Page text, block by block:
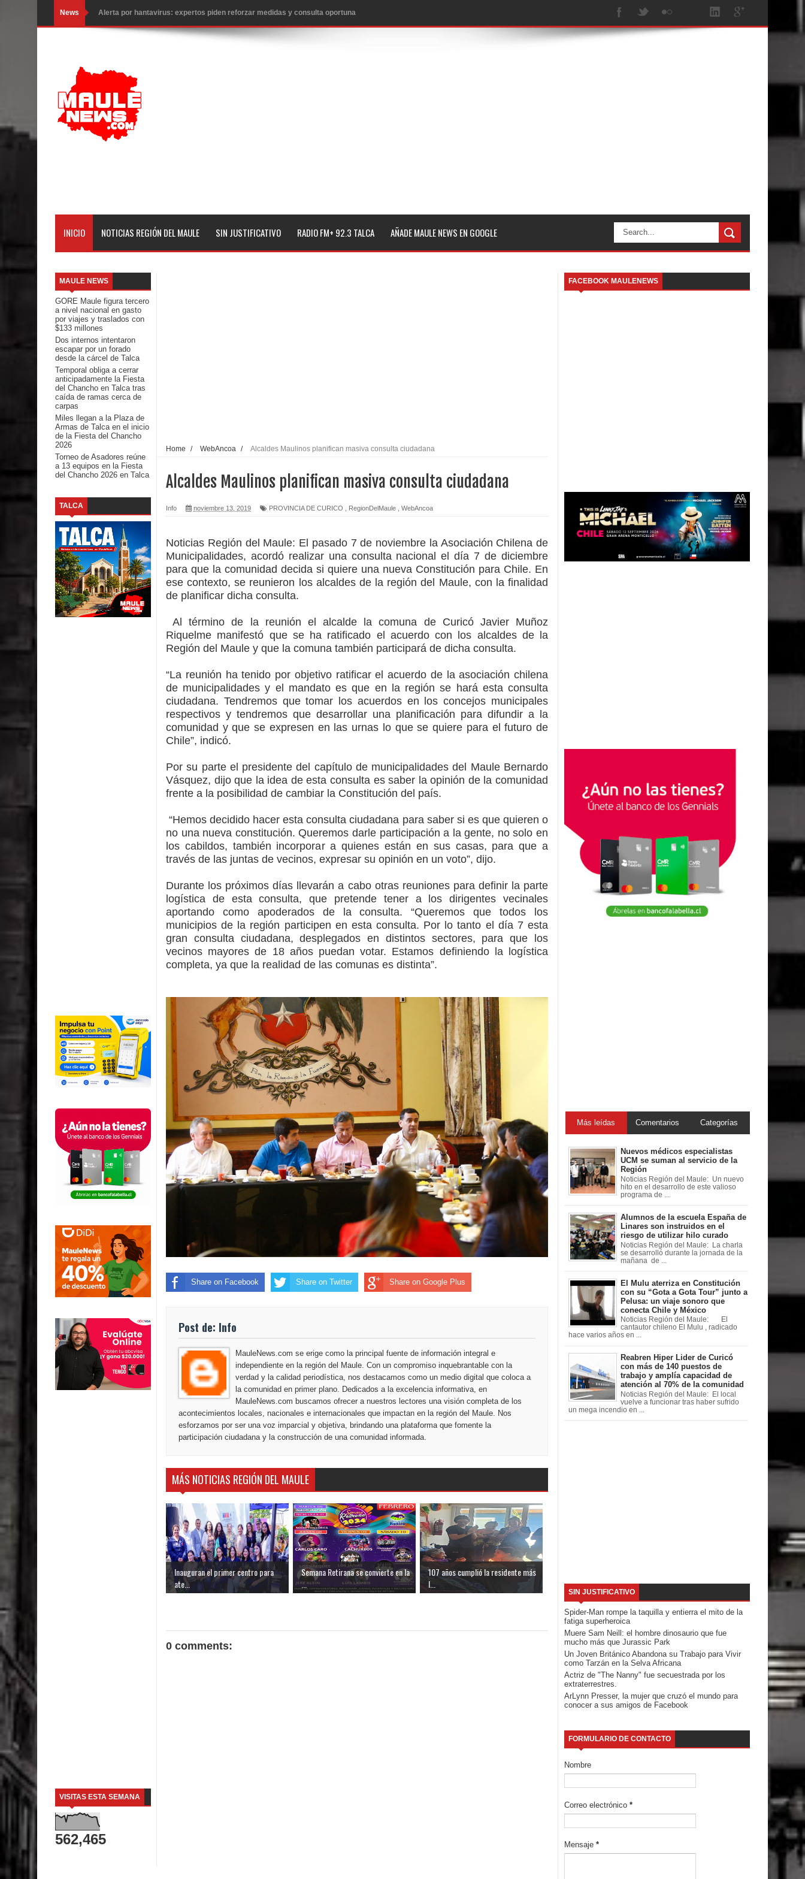
News Alerta por hantavirus: expertos piden reforzar medidas y consulta oportuna
Matrimonios Linarenses Celebraron Bodas de Oro
virus respiratorios
Empedrado desarrolló con éxito el desafío guerreros 2026
Banda linarense Los Remembers regresa de Brasil tras impulsar un intercambio musical y pedagógico con
Mario Meza endurece críticas contra ministra de Salud por dejar fuera a Linares: “No dará la cara”
Seremi de Desarrollo Social y Familia mantiene despliegue para apoyar a niños y adolescentes durante la
Del anime al K-pop: especialistas U. de Chile analizan el creciente interés por las culturas japonesa y coreana
Renuncia del seremi Minvu en el Maule golpea al Gobierno en medio de denuncias por viviendas sociales en
Talca
Diputado Jorge Guzmán rechaza proyecto de interconexión eléctrica en la alta cordillera del Maule por su
impacto ambiental
INDAP entregó $189 millones en incentivos a usuarios de PRODESAL de la provincia de Linares
Municipalidad de Curicó apuesta a la innovación en tecnología educativa con nuevas pantallas interactivas del
Colegio El Boldo
Seremi de Desarrollo Social y Familia lanzó en el Maule el Fondo Concursable de Promoción de Entornos
Saludables 2026
Ballet: La magia de La Cenicienta llegará al Teatro Regional del Maule en una función especial para celebrar el
Día de la Niñez
GORE Maule figura tercero a nivel nacional en gasto por viajes y traslados con $133 millones
Dos internos intentaron escapar por un forado desde la cárcel de Talca
Temporal obliga a cerrar anticipadamente la Fiesta del Chancho en Talca tras caída de ramas cerca de carpas
Torneo de Asadores reúne a 13 equipos en la Fiesta del Chancho 2026 en Talca
INICIO NOTICIAS REGIÓN DEL MAULE SIN JUSTIFICATIVO RADIO FM+ 92.3 TALCA AÑADE MAULE NEWS EN GOOGLE
MAULE NEWS
GORE Maule figura tercero
a nivel nacional en gasto
por viajes y traslados con
$133 millones
Dos internos intentaron
escapar por un forado
desde la cárcel de Talca
Temporal obliga a cerrar
anticipadamente la Fiesta
del Chancho en Talca tras
caída de ramas cerca de
carpas
Miles llegan a la Plaza de
Armas de Talca en el inicio
de la Fiesta del Chancho
2026
Torneo de Asadores reúne
a 13 equipos en la Fiesta
del Chancho 2026 en Talca
TALCA
VISITAS ESTA SEMANA
562,465
Home / WebAncoa / Alcaldes Maulinos planifican masiva consulta ciudadana
Alcaldes Maulinos planifican masiva consulta ciudadana
Info noviembre 13, 2019 PROVINCIA DE CURICO RegionDelMaule WebAncoa
Noticias Región del Maule: El pasado 7 de noviembre la Asociación Chilena de
Municipalidades, acordó realizar una consulta nacional el día 7 de diciembre
para que la comunidad decida si quiere una nueva Constitución para Chile. En
ese contexto, se reunieron los alcaldes de la región del Maule, con la finalidad
de planificar dicha consulta.
Al término de la reunión el alcalde la comuna de Curicó Javier Muñoz
Riquelme manifestó que se ha ratificado el acuerdo con los alcaldes de la
Región del Maule y que la comuna también participará de dicha consulta.
“La reunión ha tenido por objetivo ratificar el acuerdo de la asociación chilena
de municipalidades y el mandato es que en la región se hará esta consulta
ciudadana. Tendremos que tomar los acuerdos en los concejos municipales
respectivos y tendremos que desarrollar una planificación para difundir a la
comunidad y que se expresen en las urnas lo que se quiere para el futuro de
Chile”, indicó.
Por su parte el presidente del capítulo de municipalidades del Maule Bernardo
Vásquez, dijo que la idea de esta consulta es saber la opinión de la comunidad
frente a la posibilidad de cambiar la Constitución del país.
“Hemos decidido hacer esta consulta ciudadana para saber si es que quieren o
no una nueva constitución. Queremos darle participación a la gente, no solo en
los cabildos, también incorporar a quienes están en sus casas, para que a
través de las juntas de vecinos, expresar su opinión en un voto”, dijo.
Durante los próximos días llevarán a cabo otras reuniones para definir la parte
logística de esta consulta, que pretende tener a los dirigentes vecinales
aportando como apoderados de la consulta. “Queremos que todos los
municipios de la región participen en esta consulta. Por lo tanto el día 7 esta
gran consulta ciudadana, desplegados en distintos sectores, para que los
vecinos mayores de 18 años puedan votar. Estamos definiendo la logística
completa, ya que la realidad de las comunas es distinta”.
Share on Facebook Share on Twitter Share on Google Plus
Post de: Info
MauleNews.com se erige como la principal fuente de información integral e
independiente en la región del Maule. Con un compromiso inquebrantable con la
verdad y la calidad periodística, nos destacamos como un medio digital que coloca a
la comunidad en primer plano. Dedicados a la excelencia informativa, en
MauleNews.com buscamos ofrecer a nuestros lectores una visión completa de los
acontecimientos locales, nacionales e internacionales que impactan en la región del Maule. Nos
esforzamos por ser una voz imparcial y objetiva, brindando una plataforma que fomente la
participación ciudadana y la construcción de una comunidad informada.
MÁS NOTICIAS REGIÓN DEL MAULE
Inauguran el primer centro para
ate...
Semana Retirana se convierte en la
...
107 años cumplió la residente más
l...
0 comments:
FACEBOOK MAULENEWS
Más leídas Comentarios Categorías
Nuevos médicos especialistas
UCM se suman al servicio de la
Región
Noticias Región del Maule: Un nuevo
hito en el desarrollo de este valioso
programa de ...
Alumnos de la escuela España de
Linares son instruidos en el
riesgo de utilizar hilo curado
Noticias Región del Maule: La charla
se desarrolló durante la jornada de la
mañana de ...
El Mulu aterriza en Constitución
con su “Gota a Gota Tour” junto a
Pelusa: un viaje sonoro que
conecta Chile y México
Noticias Región del Maule: El
cantautor chileno El Mulu , radicado
hace varios años en ...
Reabren Hiper Lider de Curicó
con más de 140 puestos de
trabajo y amplía capacidad de
atención al 70% de la comunidad
Noticias Región del Maule: El local
vuelve a funcionar tras haber sufrido
un mega incendio en ...
SIN JUSTIFICATIVO
Spider-Man rompe la taquilla y entierra el mito de la
fatiga superheroica
Muere Sam Neill: el hombre dinosaurio que fue
mucho más que Jurassic Park
Un Joven Británico Abandona su Trabajo para Vivir
como Tarzán en la Selva Africana
Actriz de "The Nanny" fue secuestrada por los
extraterrestres.
ArLynn Presser, la mujer que cruzó el mundo para
conocer a sus amigos de Facebook
FORMULARIO DE CONTACTO
Nombre
Correo electrónico *
Mensaje *